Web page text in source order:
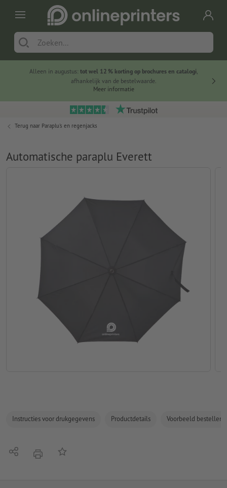
Alleen in augustus: tot wel 12 % korting op brochures en catalogi,
afhankelijk van de bestelwaarde.
Meer informatie
Terug naar Paraplu's en regenjacks
Automatische paraplu Everett
Instructies voor drukgegevens Productdetails Voorbeeld bestellen
Delen afdrukkenOp de lijst